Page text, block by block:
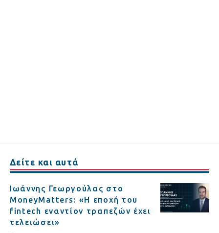
Δείτε και αυτά
Ιωάννης Γεωργούλας στο
MoneyMatters: «Η εποχή του
fintech εναντίον τραπεζών έχει
τελειώσει»